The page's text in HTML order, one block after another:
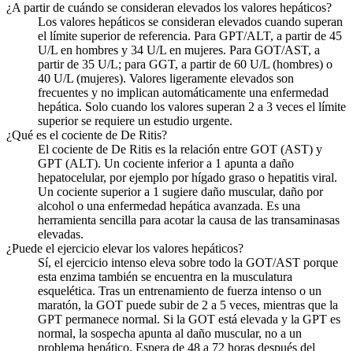
¿A partir de cuándo se consideran elevados los valores hepáticos?
Los valores hepáticos se consideran elevados cuando superan
el límite superior de referencia. Para GPT/ALT, a partir de 45
U/L en hombres y 34 U/L en mujeres. Para GOT/AST, a
partir de 35 U/L; para GGT, a partir de 60 U/L (hombres) o
40 U/L (mujeres). Valores ligeramente elevados son
frecuentes y no implican automáticamente una enfermedad
hepática. Solo cuando los valores superan 2 a 3 veces el límite
superior se requiere un estudio urgente.
¿Qué es el cociente de De Ritis?
El cociente de De Ritis es la relación entre GOT (AST) y
GPT (ALT). Un cociente inferior a 1 apunta a daño
hepatocelular, por ejemplo por hígado graso o hepatitis viral.
Un cociente superior a 1 sugiere daño muscular, daño por
alcohol o una enfermedad hepática avanzada. Es una
herramienta sencilla para acotar la causa de las transaminasas
elevadas.
¿Puede el ejercicio elevar los valores hepáticos?
Sí, el ejercicio intenso eleva sobre todo la GOT/AST porque
esta enzima también se encuentra en la musculatura
esquelética. Tras un entrenamiento de fuerza intenso o un
maratón, la GOT puede subir de 2 a 5 veces, mientras que la
GPT permanece normal. Si la GOT está elevada y la GPT es
normal, la sospecha apunta al daño muscular, no a un
problema hepático. Espera de 48 a 72 horas después del